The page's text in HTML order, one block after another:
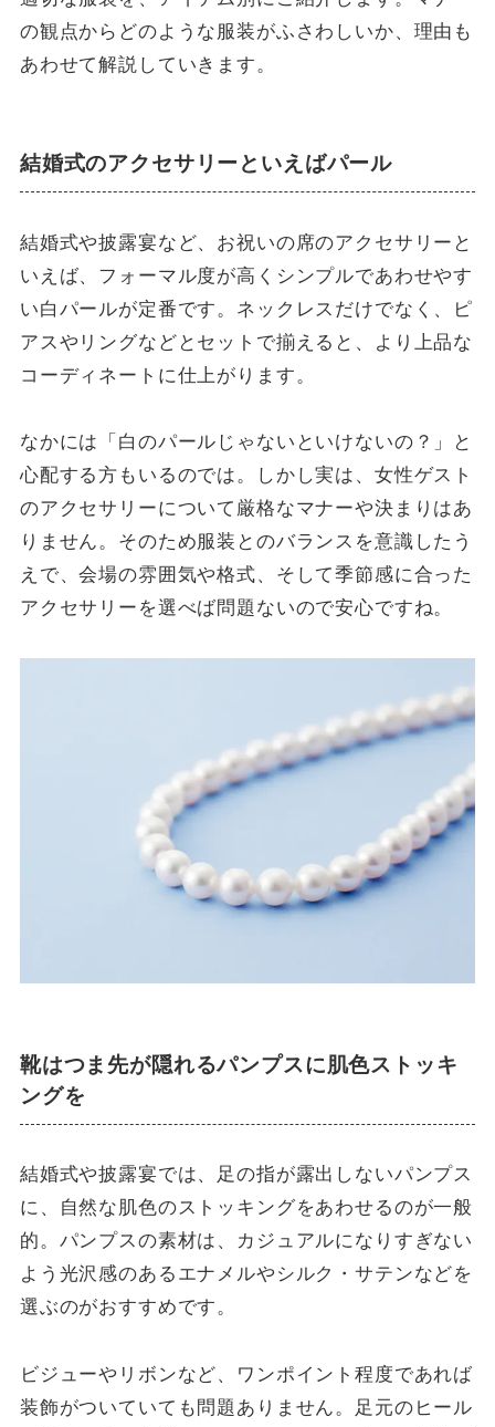
の観点からどのような服装がふさわしいか、理由も
あわせて解説していきます。
結婚式のアクセサリーといえばパール
結婚式や披露宴など、お祝いの席のアクセサリーと
いえば、フォーマル度が高くシンプルであわせやす
い白パールが定番です。ネックレスだけでなく、ピ
アスやリングなどとセットで揃えると、より上品な
コーディネートに仕上がります。
なかには「白のパールじゃないといけないの？」と
心配する方もいるのでは。しかし実は、女性ゲスト
のアクセサリーについて厳格なマナーや決まりはあ
りません。そのため服装とのバランスを意識したう
えで、会場の雰囲気や格式、そして季節感に合った
アクセサリーを選べば問題ないので安心ですね。
靴はつま先が隠れるパンプスに肌色ストッキ
ングを
結婚式や披露宴では、足の指が露出しないパンプス
に、自然な肌色のストッキングをあわせるのが一般
的。パンプスの素材は、カジュアルになりすぎない
よう光沢感のあるエナメルやシルク・サテンなどを
選ぶのがおすすめです。
ビジューやリボンなど、ワンポイント程度であれば
装飾がついていても問題ありません。足元のヒール